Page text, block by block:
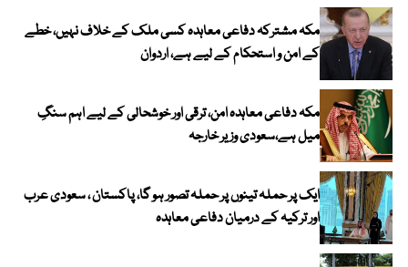
مکہ مشترکہ دفاعی معاہدہ کسی ملک کے خلاف نہیں، خطے
کے امن و استحکام کے لیے ہے، اردوان
مکہ دفاعی معاہدہ امن، ترقی اور خوشحالی کے لیے اہم سنگِ
میل ہے،سعودی وزیر خارجہ
ایک پر حملہ تینوں پر حملہ تصور ہو گا، پاکستان ، سعودی عرب
اور ترکیہ کے درمیان دفاعی معاہدہ